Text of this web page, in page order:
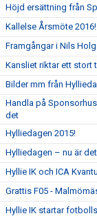
Höjd ersättning från
Kallelse Årsmöte 2016!
Framgångar i Nils
Kansliet riktar ett stort
Bilder mm från
Handla på
det
Hylliedagen 2015!
Hylliedagen – nu är
Hyllie IK och ICA
Grattis F05 -
Hyllie IK startar